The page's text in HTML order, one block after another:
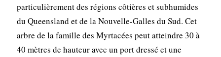
particulièrement des régions côtières et subhumides
du Queensland et de la Nouvelle-Galles du Sud. Cet
arbre de la famille des Myrtacées peut atteindre 30 à
40 mètres de hauteur avec un port dressé et une